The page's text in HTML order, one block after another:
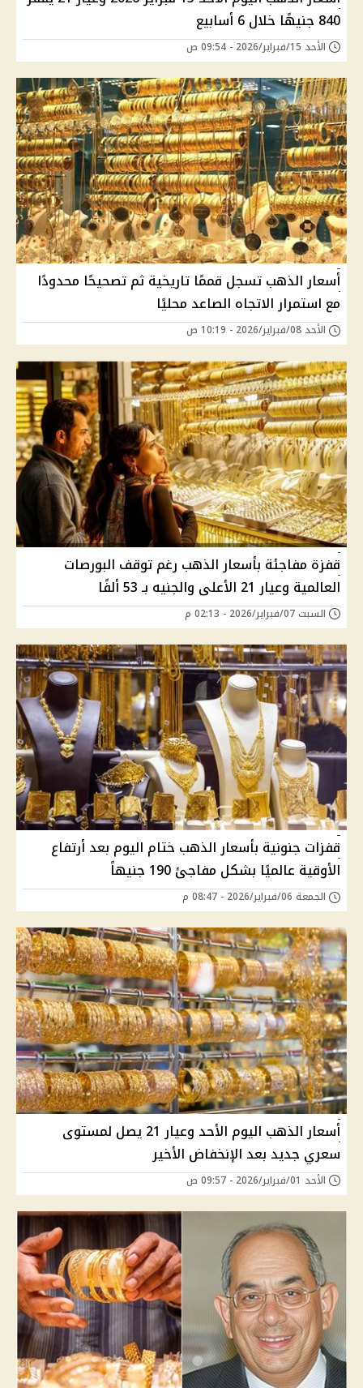
840 جنيهًا خلال 6 أسابيع
الأحد 15/فبراير/2026 - 09:54 ص
أسعار الذهب تسجل قممًا تاريخية ثم تصحيحًا محدودًا
مع استمرار الاتجاه الصاعد محليًا
الأحد 08/فبراير/2026 - 10:19 ص
قفزة مفاجئة بأسعار الذهب رغم توقف البورصات
العالمية وعيار 21 الأعلى والجنيه بـ 53 ألفًا
السبت 07/فبراير/2026 - 02:13 م
قفزات جنونية بأسعار الذهب ختام اليوم بعد أرتفاع
الأوقية عالميًا بشكل مفاجئ 190 جنيهاً
الجمعة 06/فبراير/2026 - 08:47 م
أسعار الذهب اليوم الأحد وعيار 21 يصل لمستوى
سعري جديد بعد الإنخفاض الأخير
الأحد 01/فبراير/2026 - 09:57 ص